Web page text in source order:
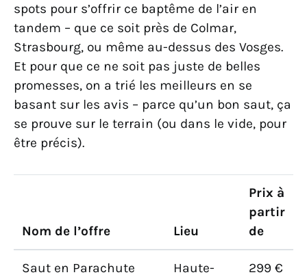
spots pour s’offrir ce baptême de l’air en
tandem – que ce soit près de Colmar,
Strasbourg, ou même au-dessus des Vosges.
Et pour que ce ne soit pas juste de belles
promesses, on a trié les meilleurs en se
basant sur les avis – parce qu’un bon saut, ça
se prouve sur le terrain (ou dans le vide, pour
être précis).
Nom de l’offre Lieu
Prix à
partir
de
Saut en Parachute
Haute-
299 €